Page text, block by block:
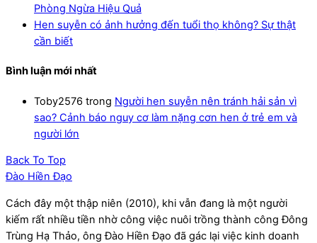
Phòng Ngừa Hiệu Quả
Hen suyễn có ảnh hưởng đến tuổi thọ không? Sự thật
cần biết
Bình luận mới nhất
Toby2576 trong Người hen suyễn nên tránh hải sản vì
sao? Cảnh báo nguy cơ làm nặng cơn hen ở trẻ em và
người lớn
Back To Top
Đào Hiền Đạo
Cách đây một thập niên (2010), khi vẫn đang là một người
kiếm rất nhiều tiền nhờ công việc nuôi trồng thành công Đông
Trùng Hạ Thảo, ông Đào Hiền Đạo đã gác lại việc kinh doanh